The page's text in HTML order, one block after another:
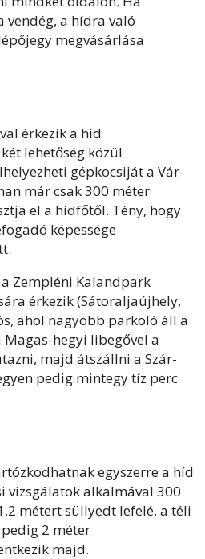
a hídra való
megvásárlása
érkezik a híd
lehetőség közül
gépkocsiját a Vár-
már csak 300 méter
el a hídfőtől. Tény, hogy
képessége
Zempléni Kalandpark
érkezik (Sátoraljaújhely,
ahol nagyobb parkoló áll a
Magas-hegyi libegővel a
majd átszállni a Szár-
pedig mintegy tíz perc
egyszerre a híd
vizsgálatok alkalmával 300
métert süllyedt lefelé, a téli
2 méter
majd.